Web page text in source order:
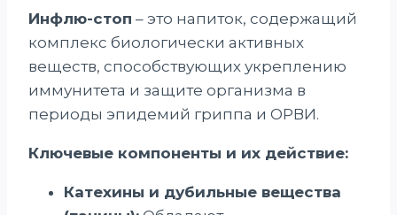
Инфлю-стоп – это напиток, содержащий
комплекс биологически активных
веществ, способствующих укреплению
иммунитета и защите организма в
периоды эпидемий гриппа и ОРВИ.
Ключевые компоненты и их действие:
Катехины и дубильные вещества